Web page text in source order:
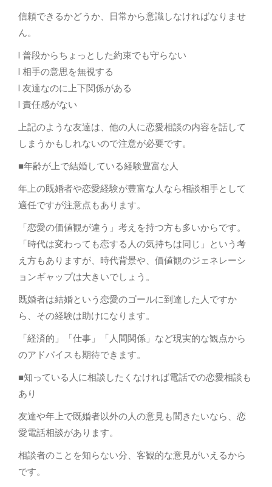
信頼できるかどうか、日常から意識しなければなりませ
ん。
l 普段からちょっとした約束でも守らない
l 相手の意思を無視する
l 友達なのに上下関係がある
l 責任感がない
上記のような友達は、他の人に恋愛相談の内容を話して
しまうかもしれないので注意が必要です。
■年齢が上で結婚している経験豊富な人
年上の既婚者や恋愛経験が豊富な人なら相談相手として
適任ですが注意点もあります。
「恋愛の価値観が違う」考えを持つ方も多いからです。
「時代は変わっても恋する人の気持ちは同じ」という考
え方もありますが、時代背景や、価値観のジェネレーシ
ョンギャップは大きいでしょう。
既婚者は結婚という恋愛のゴールに到達した人ですか
ら、その経験は助けになります。
「経済的」「仕事」「人間関係」など現実的な観点から
のアドバイスも期待できます。
■知っている人に相談したくなければ電話での恋愛相談も
あり
友達や年上で既婚者以外の人の意見も聞きたいなら、恋
愛電話相談があります。
相談者のことを知らない分、客観的な意見がいえるから
です。